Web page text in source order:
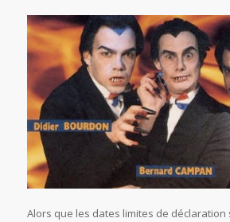
Alors que les dates limites de déclaration